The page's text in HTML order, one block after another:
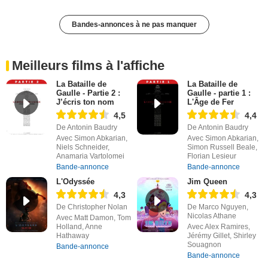
Bandes-annonces à ne pas manquer
Meilleurs films à l'affiche
La Bataille de
Gaulle - Partie 2 :
J’écris ton nom
4,5
De Antonin Baudry
Avec Simon Abkarian,
Niels Schneider,
Anamaria Vartolomei
Bande-annonce
La Bataille de
Gaulle - partie 1 :
L'Âge de Fer
4,4
De Antonin Baudry
Avec Simon Abkarian,
Simon Russell Beale,
Florian Lesieur
Bande-annonce
L'Odyssée
4,3
De Christopher Nolan
Avec Matt Damon, Tom
Holland, Anne
Hathaway
Bande-annonce
Jim Queen
4,3
De Marco Nguyen,
Nicolas Athane
Avec Alex Ramires,
Jérémy Gillet, Shirley
Souagnon
Bande-annonce